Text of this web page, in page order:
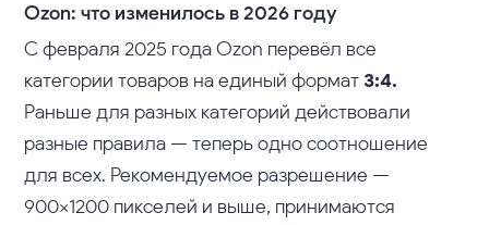
Ozon: что изменилось в 2026 году
С февраля 2025 года Ozon перевёл все
категории товаров на единый формат 3:4.
Раньше для разных категорий действовали
разные правила — теперь одно соотношение
для всех. Рекомендуемое разрешение —
900×1200 пикселей и выше, принимаются